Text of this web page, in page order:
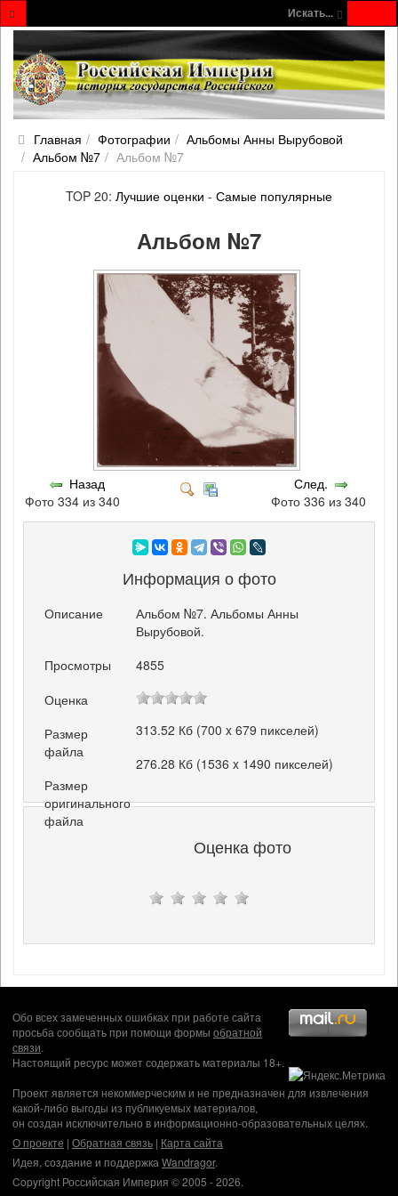
Искать...
Главная Фотографии
Альбомы Анны Вырубовой
Альбом №7
Альбом №7
TOP 20: Лучшие оценки - Самые популярные
Альбом №7
Назад
Фото 334 из 340
След.
Фото 336 из 340
Информация о фото
Описание
Альбом №7. Альбомы Анны
Вырубовой.
Просмотры
4855
Оценка
Размер
файла
313.52 Кб (700 x 679 пикселей)
Размер
оригинального
файла
276.28 Кб (1536 x 1490 пикселей)
Оценка фото
Обо всех замеченных ошибках при работе сайта
просьба сообщать при помощи формы обратной
связи.
Настоящий ресурс может содержать материалы 18+.
Проект является некоммерческим и не предназначен для извлечения
какой-либо выгоды из публикуемых материалов,
он создан исключительно в информационно-образовательных целях.
О проекте | Обратная связь | Карта сайта
Идея, создание и поддержка Wandragor.
Copyright Российская Империя © 2005 - 2026.